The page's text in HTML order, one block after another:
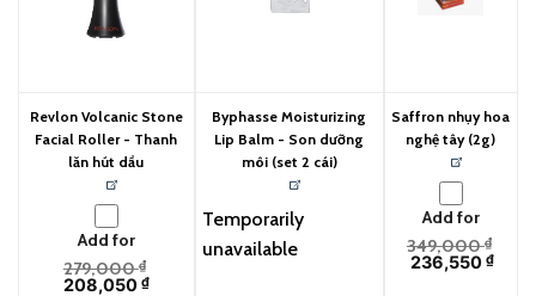
Revlon Volcanic Stone
Facial Roller - Thanh
lăn hút dầu
Add for
279,000₫
208,050₫
Byphasse Moisturizing
Lip Balm - Son dưỡng
môi (set 2 cái)
Temporarily
unavailable
Saffron nhụy hoa
nghệ tây (2g)
Add for
349,000₫
236,550 ₫